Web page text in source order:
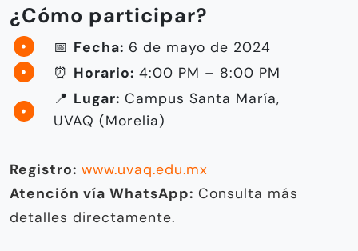
¿Cómo participar?
📅 Fecha: 6 de mayo de 2024
⏰ Horario: 4:00 PM – 8:00 PM
📍 Lugar: Campus Santa María,
UVAQ (Morelia)
Registro: www.uvaq.edu.mx
Atención vía WhatsApp: Consulta más
detalles directamente.